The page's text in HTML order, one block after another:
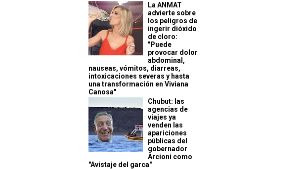
La ANMAT
advierte sobre
los peligros de
ingerir dióxido
de cloro:
"Puede
provocar dolor
abdominal,
nauseas, vómitos, diarreas,
intoxicaciones severas y hasta
una transformación en Viviana
Canosa"
Chubut: las
agencias de
viajes ya
venden las
apariciones
públicas del
gobernador
Arcioni como
"Avistaje del garca"